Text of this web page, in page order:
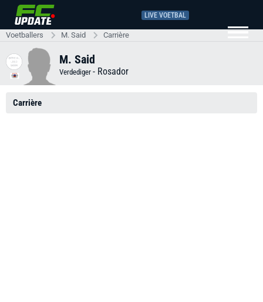
LIVE VOETBAL
Voetballers M. Said Carrière
M. Said
Verdediger - Rosador
Carrière